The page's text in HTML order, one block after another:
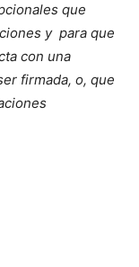
que
y para que
con una
firmada, o, que